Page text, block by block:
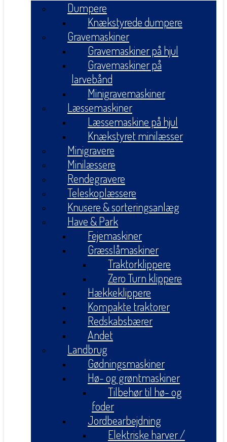
Dumpere
Knækstyrede dumpere
Gravemaskiner
Gravemaskiner på hjul
Gravemaskiner på
larvebånd
Minigravemaskiner
Læssemaskiner
Læssemaskine på hjul
Knækstyret minilæsser
Minigravere
Minilæssere
Rendegravere
Teleskoplæssere
Knusere & sorteringsanlæg
Have & Park
Fejemaskiner
Græsslåmaskiner
Traktorklippere
Zero Turn klippere
Hækkeklippere
Kompakte traktorer
Redskabsbærer
Andet
Landbrug
Gødningsmaskiner
Hø- og grøntmaskiner
Tilbehør til hø- og
foder
Jordbearbejdning
Elektriske harver /